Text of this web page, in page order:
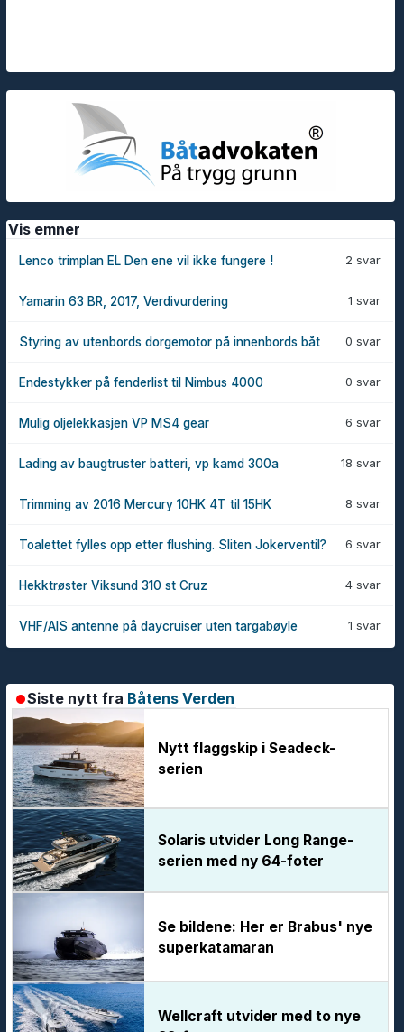
Vis emner
2 svar
Lenco trimplan EL Den ene vil ikke fungere !
1 svar
Yamarin 63 BR, 2017, Verdivurdering
0 svar
Styring av utenbords dorgemotor på innenbords båt
0 svar
Endestykker på fenderlist til Nimbus 4000
6 svar
Mulig oljelekkasjen VP MS4 gear
18 svar
Lading av baugtruster batteri, vp kamd 300a
8 svar
Trimming av 2016 Mercury 10HK 4T til 15HK
6 svar
Toalettet fylles opp etter flushing. Sliten Jokerventil?
4 svar
Hekktrøster Viksund 310 st Cruz
1 svar
VHF/AIS antenne på daycruiser uten targabøyle
Siste nytt fra Båtens Verden
Nytt flaggskip i Seadeck-
serien
Solaris utvider Long Range-
serien med ny 64-foter
Se bildene: Her er Brabus' nye
superkatamaran
Wellcraft utvider med to nye